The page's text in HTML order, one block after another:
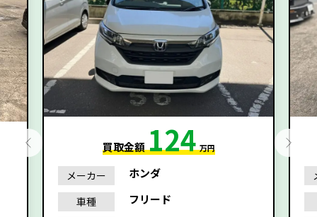
買取金額124 万円
メーカー ホンダ
車種 フリード